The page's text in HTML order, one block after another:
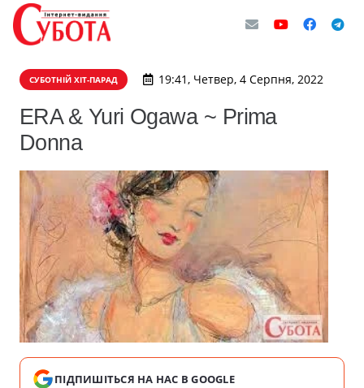
СУБОТНІЙ ХІТ-ПАРАД 19:41, Четвер, 4 Серпня, 2022
ERA & Yuri Ogawa ~ Prima
Donna
ПІДПИШІТЬСЯ НА НАС В GOOGLE